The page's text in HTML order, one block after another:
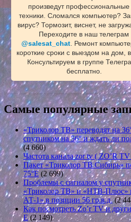
произведут профессиональные
техники. Сломался компьютер?
вирус? Тормозит, виснет, не
Переходите в наш телеграм
@salesat_chat. Ремонт
короткие сроки с выездом на дом,
Консультируем в группе
бесплатно.
Самые популярные
«Триколор ТВ» переводят на
спутником на 56° и ждать ли
(4 660)
Частота канала zor tv ( ZO’R
Пакет «Триколор ТВ Сибирь»
75°E (2 699)
Проблемы с сигналом у
«Триколор ТВ» и «НТВ-Плюс»
АТ-1» в позиции 56 гр.в.д. (2
Как посмотреть Zo’r TV и
E (2 149)